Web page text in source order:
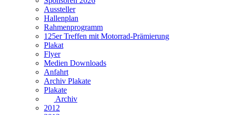
Aussteller
Hallenplan
Rahmenprogramm
125er Treffen mit Motorrad-Prämierung
Plakat
Flyer
Medien Downloads
Anfahrt
Archiv Plakate
Plakate
Archiv
2012